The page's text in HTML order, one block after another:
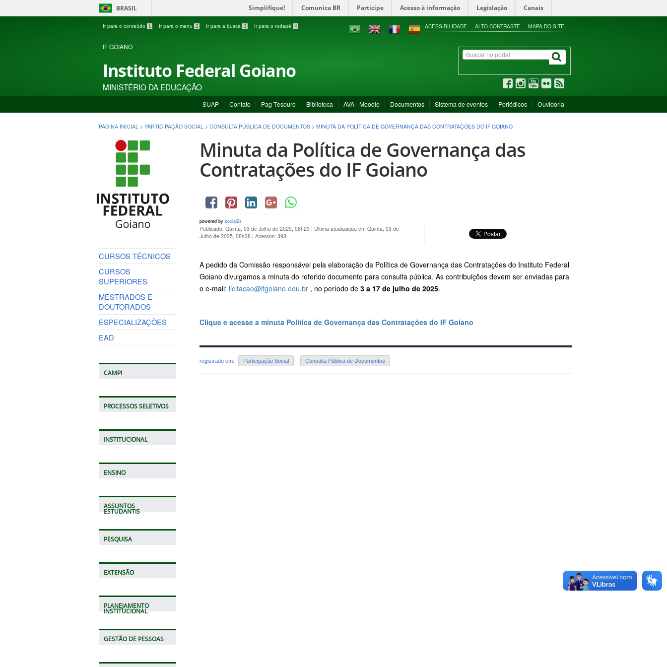
BRASIL Simplifique! Comunica BR Participe Acesso à informação Legislação Canais
Ir para o conteúdo 1 Ir para o menu 2 Ir para a busca 3 Ir para o rodapé 4 ACESSIBILIDADE ALTO CONTRASTE MAPA DO SITE
IF GOIANO
Instituto Federal Goiano
MINISTÉRIO DA EDUCAÇÃO
SUAP Contato Pag Tesouro Biblioteca AVA - Moodle Documentos Sistema de eventos Periódicos Ouvidoria
PÁGINA INICIAL > PARTICIPAÇÃO SOCIAL > CONSULTA PÚBLICA DE DOCUMENTOS > MINUTA DA POLÍTICA DE GOVERNANÇA DAS CONTRATAÇÕES DO IF GOIANO
CURSOS TÉCNICOS
CURSOS
SUPERIORES
MESTRADOS E
DOUTORADOS
ESPECIALIZAÇÕES
EAD
CAMPI
PROCESSOS SELETIVOS
INSTITUCIONAL
ENSINO
ASSUNTOS
ESTUDANTIS
PESQUISA
EXTENSÃO
PLANEJAMENTO
INSTITUCIONAL
GESTÃO DE PESSOAS
Minuta da Política de Governança das
Contratações do IF Goiano
powered by social2s
Publicado: Quinta, 03 de Julho de 2025, 08h29 | Última atualização em Quinta, 03 de
Julho de 2025, 08h38 | Acessos: 393
A pedido da Comissão responsável pela elaboração da Política de Governança das Contratações do Instituto Federal
Goiano divulgamos a minuta do referido documento para consulta pública. As contribuições devem ser enviadas para
o e-mail: licitacao@ifgoiano.edu.br , no período de 3 a 17 de julho de 2025.
Clique e acesse a minuta Política de Governança das Contratações do IF Goiano
registrado em: Participação Social Consulta Pública de Documentos